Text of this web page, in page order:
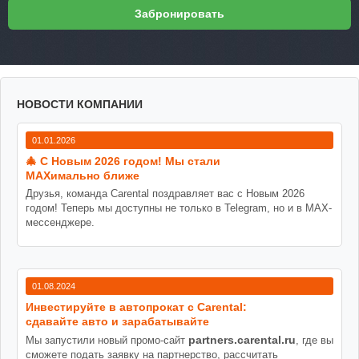
НОВОСТИ КОМПАНИИ
01.01.2026
🎄 С Новым 2026 годом! Мы стали
MAXимально ближе
Друзья, команда Carental поздравляет вас с Новым 2026
годом! Теперь мы доступны не только в Telegram, но и в MAX-
мессенджере.
01.08.2024
Инвестируйте в автопрокат с Carental:
сдавайте авто и зарабатывайте
Мы запустили новый промо-сайт partners.carental.ru, где вы
сможете подать заявку на партнерство, рассчитать